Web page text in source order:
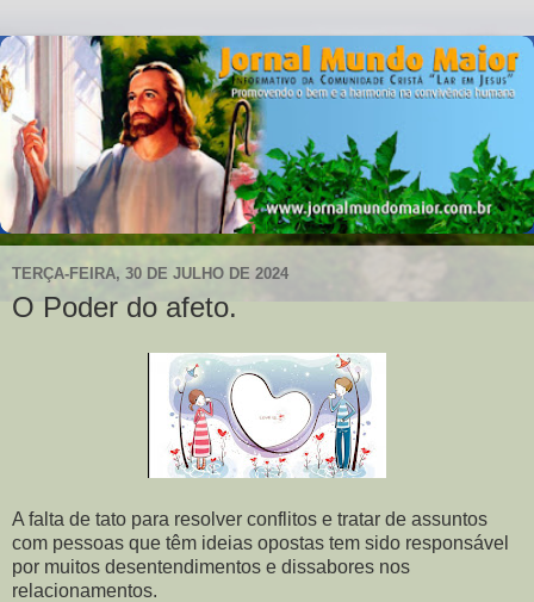
TERÇA-FEIRA, 30 DE JULHO DE 2024
O Poder do afeto.
A falta de tato para resolver conflitos e tratar de assuntos
com pessoas que têm ideias opostas tem sido responsável
por muitos desentendimentos e dissabores nos
relacionamentos.